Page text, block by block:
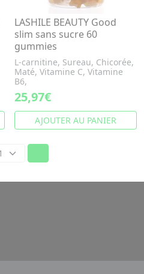
LASHILE BEAUTY Good
slim sans sucre 60
gummies
L-carnitine, Sureau, Chicorée,
Maté, Vitamine C, Vitamine
B6,
25,97€
AJOUTER AU PANIER